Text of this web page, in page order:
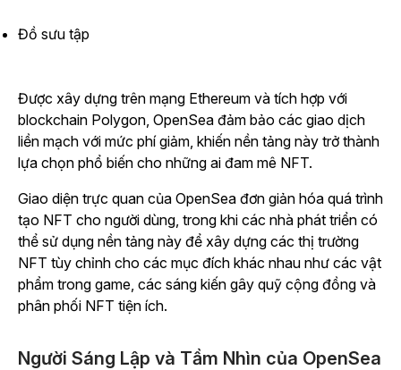
Đồ sưu tập
Được xây dựng trên mạng Ethereum và tích hợp với
blockchain Polygon, OpenSea đảm bảo các giao dịch
liền mạch với mức phí giảm, khiến nền tảng này trở thành
lựa chọn phổ biến cho những ai đam mê NFT.
Giao diện trực quan của OpenSea đơn giản hóa quá trình
tạo NFT cho người dùng, trong khi các nhà phát triển có
thể sử dụng nền tảng này để xây dựng các thị trường
NFT tùy chỉnh cho các mục đích khác nhau như các vật
phẩm trong game, các sáng kiến gây quỹ cộng đồng và
phân phối NFT tiện ích.
Người Sáng Lập và Tầm Nhìn của OpenSea